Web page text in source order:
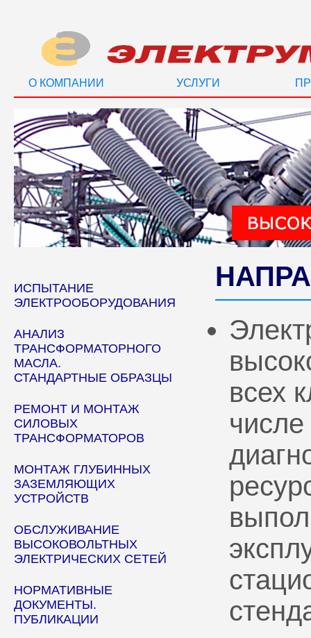
О КОМПАНИИ УСЛУГИ
ИСПЫТАНИЕ
ЭЛЕКТРООБОРУДОВАНИЯ
АНАЛИЗ
ТРАНСФОРМАТОРНОГО
МАСЛА.
СТАНДАРТНЫЕ ОБРАЗЦЫ
РЕМОНТ И МОНТАЖ
СИЛОВЫХ
ТРАНСФОРМАТОРОВ
МОНТАЖ ГЛУБИННЫХ
ЗАЗЕМЛЯЮЩИХ
УСТРОЙСТВ
ОБСЛУЖИВАНИЕ
ВЫСОКОВОЛЬТНЫХ
ЭЛЕКТРИЧЕСКИХ СЕТЕЙ
НОРМАТИВНЫЕ
ДОКУМЕНТЫ.
ПУБЛИКАЦИИ
всех